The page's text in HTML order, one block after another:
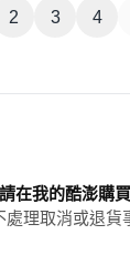
2 3 4
在我的酷澎購
處理取消或退貨